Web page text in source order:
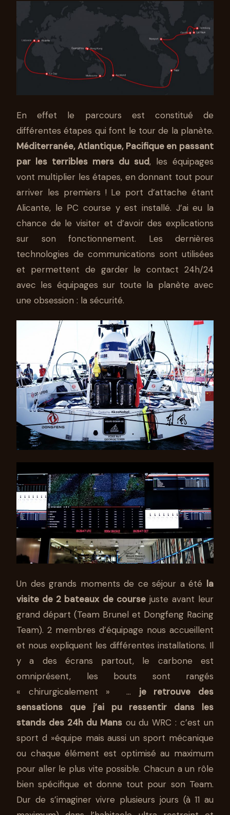
En effet le parcours est constitué de
différentes étapes qui font le tour de la planète.
Méditerranée, Atlantique, Pacifique en passant
par les terribles mers du sud, les équipages
vont multiplier les étapes, en donnant tout pour
arriver les premiers ! Le port d’attache étant
Alicante, le PC course y est installé. J’ai eu la
chance de le visiter et d’avoir des explications
sur son fonctionnement. Les dernières
technologies de communications sont utilisées
et permettent de garder le contact 24h/24
avec les équipages sur toute la planète avec
une obsession : la sécurité.
Un des grands moments de ce séjour a été la
visite de 2 bateaux de coursejuste avant leur
grand départ (Team Brunel et Dongfeng Racing
Team). 2 membres d’équipage nous accueillent
et nous expliquent les différentes installations. Il
y a des écrans partout, le carbone est
omniprésent, les bouts sont rangés
« chirurgicalement » … je retrouve des
sensations que j’ai pu ressentir dans les
stands des 24h du Mansou du WRC : c’est un
sport d »équipe mais aussi un sport mécanique
ou chaque élément est optimisé au maximum
pour aller le plus vite possible. Chacun a un rôle
bien spécifique et donne tout pour son Team.
Dur de s’imaginer vivre plusieurs jours (à 11 au